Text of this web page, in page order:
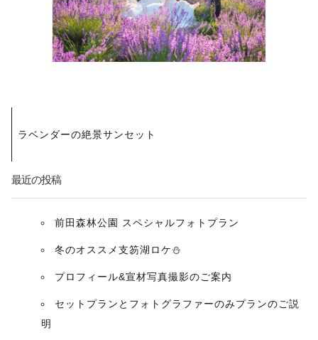
稿
ナ
ラベンダーの絶景サンセット
最近の投稿
前田森林公園 スペシャルフォトプラン
冬のオススメ支笏湖ロケ⛄️
プロフィール&宣材写真撮影のご案内
セットプランとフォトグラファーのみプランのご説
明